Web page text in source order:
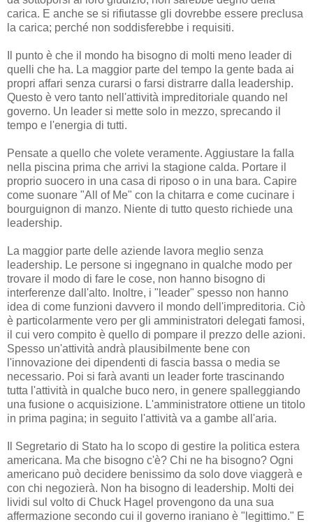
carica. E anche se si rifiutasse gli dovrebbe essere preclusa
la carica; perché non soddisferebbe i requisiti.
Il punto è che il mondo ha bisogno di molti meno leader di
quelli che ha. La maggior parte del tempo la gente bada ai
propri affari senza curarsi o farsi distrarre dalla leadership.
Questo è vero tanto nell'attività impreditoriale quando nel
governo. Un leader si mette solo in mezzo, sprecando il
tempo e l'energia di tutti.
Pensate a quello che volete veramente. Aggiustare la falla
nella piscina prima che arrivi la stagione calda. Portare il
proprio suocero in una casa di riposo o in una bara. Capire
come suonare "All of Me" con la chitarra e come cucinare i
bourguignon di manzo. Niente di tutto questo richiede una
leadership.
La maggior parte delle aziende lavora meglio senza
leadership. Le persone si ingegnano in qualche modo per
trovare il modo di fare le cose, non hanno bisogno di
interferenze dall'alto. Inoltre, i "leader" spesso non hanno
idea di come funzioni davvero il mondo dell'impreditoria. Ciò
è particolarmente vero per gli amministratori delegati famosi,
il cui vero compito è quello di pompare il prezzo delle azioni.
Spesso un'attività andrà plausibilmente bene con
l'innovazione dei dipendenti di fascia bassa o media se
necessario. Poi si farà avanti un leader forte trascinando
tutta l'attività in qualche buco nero, in genere spalleggiando
una fusione o acquisizione. L'amministratore ottiene un titolo
in prima pagina; in seguito l'attività va a gambe all'aria.
Il Segretario di Stato ha lo scopo di gestire la politica estera
americana. Ma che bisogno c'è? Chi ne ha bisogno? Ogni
americano può decidere benissimo da solo dove viaggerà e
con chi negozierà. Non ha bisogno di leadership. Molti dei
lividi sul volto di Chuck Hagel provengono da una sua
affermazione secondo cui il governo iraniano è "legittimo." E